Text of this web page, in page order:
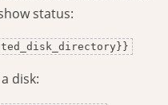
status:
disk: